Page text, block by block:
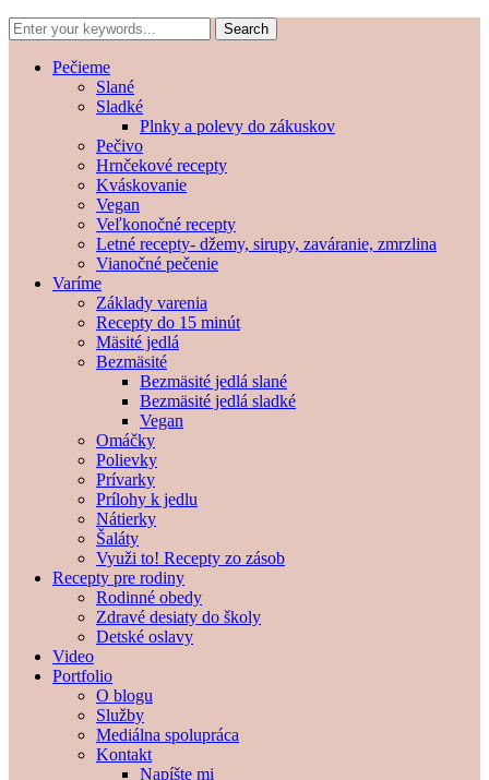
Pečieme
Slané
Sladké
Plnky a polevy do zákuskov
Pečivo
Hrnčekové recepty
Kváskovanie
Vegan
Veľkonočné recepty
Letné recepty- džemy, sirupy, zaváranie, zmrzlina
Vianočné pečenie
Varíme
Základy varenia
Recepty do 15 minút
Mäsité jedlá
Bezmäsité
Bezmäsité jedlá slané
Bezmäsité jedlá sladké
Vegan
Omáčky
Polievky
Prívarky
Prílohy k jedlu
Nátierky
Šaláty
Využi to! Recepty zo zásob
Recepty pre rodiny
Rodinné obedy
Zdravé desiaty do školy
Detské oslavy
Video
Portfolio
O blogu
Služby
Mediálna spolupráca
Kontakt
Napíšte mi